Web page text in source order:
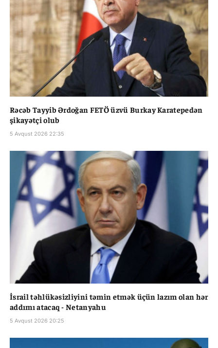
Rəcəb Tayyib Ərdoğan FETÖ üzvü Burkay Karatepedən
şikayətçi olub
5 Avqust 2026 22:35
İsrail təhlükəsizliyini təmin etmək üçün lazım olan hər
addımı atacaq - Netanyahu
5 Avqust 2026 20:25